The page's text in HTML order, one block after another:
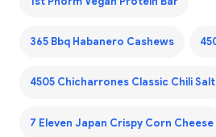
365 Bbq Habanero Cashews
4505 Chicharrones Classic Chili Salt
7 Eleven Japan Crispy Corn Cheese